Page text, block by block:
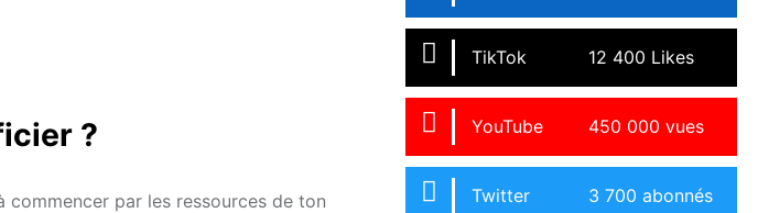
?
par les ressources de ton
TikTok 12 400 Likes
YouTube 450 000 vues
Twitter 3 700 abonnés